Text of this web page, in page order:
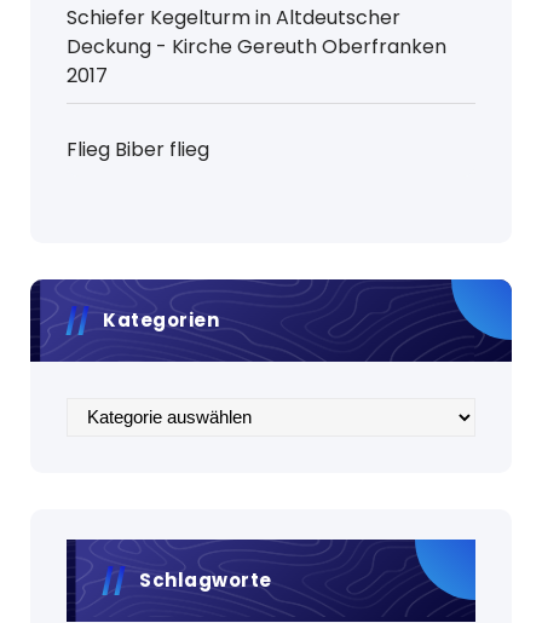
Schiefer Kegelturm in Altdeutscher
Deckung - Kirche Gereuth Oberfranken
2017
Flieg Biber flieg
Kategorien
Kategorien
Schlagworte